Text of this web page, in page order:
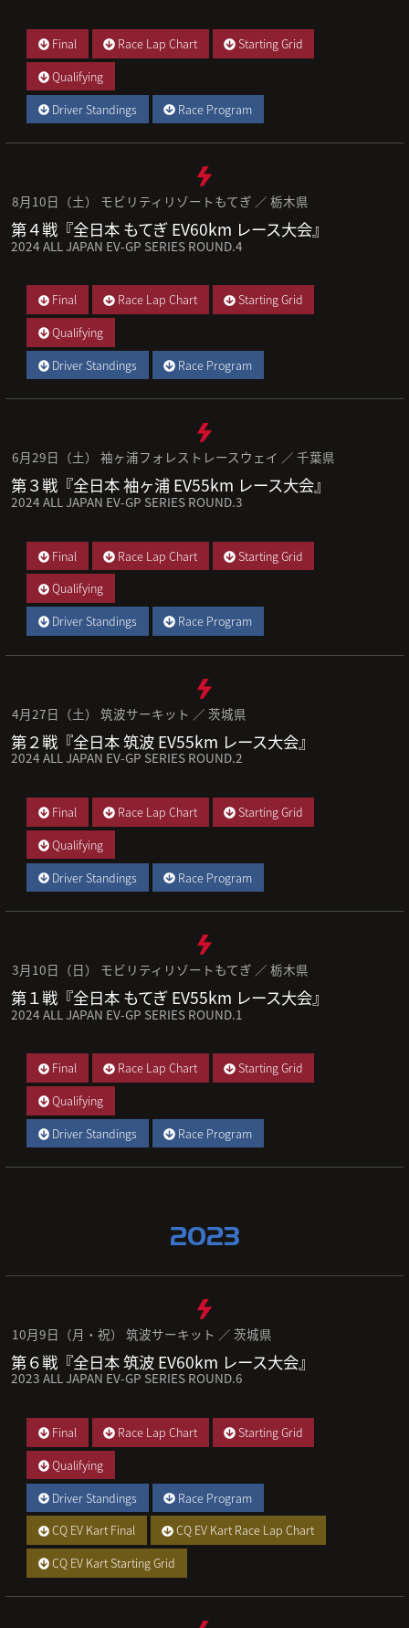
Final Race Lap Chart
Starting Grid
Qualifying
Driver Standings
Race Program
8月10日（土） モビリティリゾートもてぎ ／ 栃木県
第４戦『全日本 もてぎ EV60km レース大会』
2024 ALL JAPAN EV-GP SERIES ROUND.4
Final Race Lap Chart
Starting Grid
Qualifying
Driver Standings
Race Program
6月29日（土） 袖ヶ浦フォレストレースウェイ ／ 千葉県
第３戦『全日本 袖ヶ浦 EV55km レース大会』
2024 ALL JAPAN EV-GP SERIES ROUND.3
Final Race Lap Chart
Starting Grid
Qualifying
Driver Standings
Race Program
4月27日（土） 筑波サーキット ／ 茨城県
第２戦『全日本 筑波 EV55km レース大会』
2024 ALL JAPAN EV-GP SERIES ROUND.2
Final Race Lap Chart
Starting Grid
Qualifying
Driver Standings
Race Program
3月10日（日） モビリティリゾートもてぎ ／ 栃木県
第１戦『全日本 もてぎ EV55km レース大会』
2024 ALL JAPAN EV-GP SERIES ROUND.1
Final Race Lap Chart
Starting Grid
Qualifying
Driver Standings
Race Program
2023
10月9日（月・祝） 筑波サーキット ／ 茨城県
第６戦『全日本 筑波 EV60km レース大会』
2023 ALL JAPAN EV-GP SERIES ROUND.6
Final Race Lap Chart
Starting Grid
Qualifying
Driver Standings
Race Program
CQ EV Kart Final
CQ EV Kart Race Lap Chart
CQ EV Kart Starting Grid